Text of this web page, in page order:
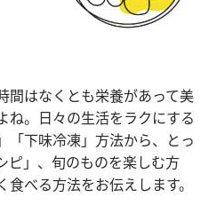
間はなくとも栄養があって美
ね。日々の生活をラクにする
「下味冷凍」方法から、とっ
ピ」、旬のものを楽しむ方
べる方法をお伝えします。